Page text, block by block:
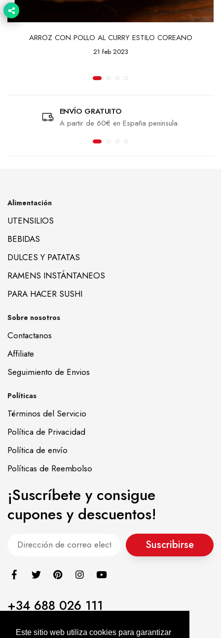
Este sitio web utiliza cookies para garantizar
ARROZ CON POLLO AL CURRY ESTILO COREANO
21 feb 2023
ENVÍO GRATUITO
A partir de 60€ en España peninsula.
Alimentación
UTENSILIOS
BEBIDAS
DULCES Y PATATAS
RAMENS INSTÁNTANEOS
PARA HACER SUSHI
Sobre nosotros
Contactanos
Affiliate
Seguimiento de Envios
Políticas
Términos del Servicio
Política de Privacidad
Política de envío
Políticas de Reembolso
¡Suscríbete y consigue
cupones y descuentos!
Suscribirse
+34 688 026 111